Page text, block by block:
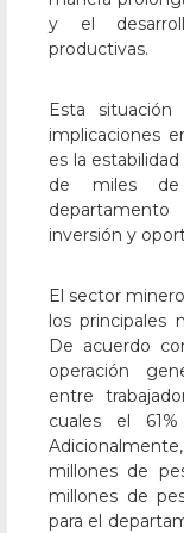
y el
productivas.
Esta
implicaciones
es la
de miles
inversión y
El sector
los principales
De acuerdo
operación
entre
cuales el
millones de
millones de
para el